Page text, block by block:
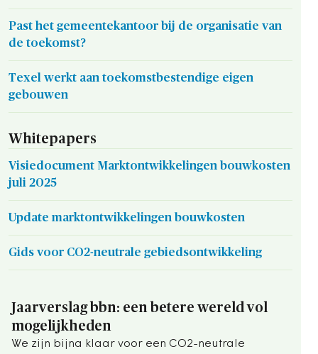
Past het gemeentekantoor bij de organisatie van
de toekomst?
Texel werkt aan toekomstbestendige eigen
gebouwen
Whitepapers
Visiedocument Marktontwikkelingen bouwkosten
juli 2025
Update marktontwikkelingen bouwkosten
Gids voor CO2-neutrale gebiedsontwikkeling
Jaarverslag bbn: een betere wereld vol
mogelijkheden
We zijn bijna klaar voor een CO2-neutrale